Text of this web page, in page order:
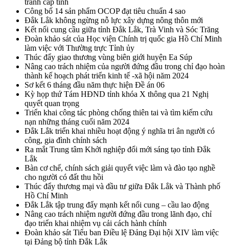
tranh cấp tỉnh
Công bố 14 sản phẩm OCOP đạt tiêu chuẩn 4 sao
Đắk Lắk không ngừng nỗ lực xây dựng nông thôn mới
Kết nối cung cầu giữa tỉnh Đắk Lắk, Trà Vinh và Sóc Trăng
Đoàn khảo sát của Học viện Chính trị quốc gia Hồ Chí Minh
làm việc với Thường trực Tỉnh ủy
Thúc đẩy giao thương vùng biên giới huyện Ea Súp
Nâng cao trách nhiệm của người đứng đầu trong chỉ đạo hoàn
thành kế hoạch phát triển kinh tế -xã hội năm 2024
Sơ kết 6 tháng đầu năm thực hiện Đề án 06
Kỳ họp thứ Tám HĐND tỉnh khóa X thông qua 21 Nghị
quyết quan trọng
Triển khai công tác phòng chống thiên tai và tìm kiếm cứu
nạn những tháng cuối năm 2024
Đắk Lắk triển khai nhiều hoạt động ý nghĩa tri ân người có
công, gia đình chính sách
Ra mắt Trung tâm Khởi nghiệp đổi mới sáng tạo tỉnh Đắk
Lắk
Bàn cơ chế, chính sách giải quyết việc làm và đào tạo nghề
cho người có đất thu hồi
Thúc đẩy thương mại và đầu tư giữa Đắk Lắk và Thành phố
Hồ Chí Minh
Đắk Lắk tập trung đẩy mạnh kết nối cung – cầu lao động
Nâng cao trách nhiệm người đứng đầu trong lãnh đạo, chỉ
đạo triển khai nhiệm vụ cải cách hành chính
Đoàn khảo sát Tiểu ban Điều lệ Đảng Đại hội XIV làm việc
tại Đảng bộ tỉnh Đắk Lắk